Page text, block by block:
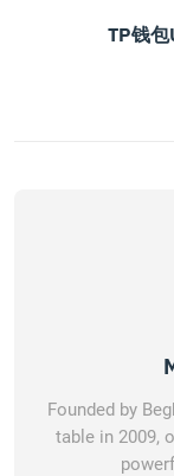
TP钱包
Founded by
table in 2009,